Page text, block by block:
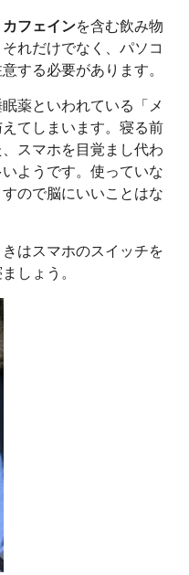
カフェインを含む飲み物
れだけでなく、パソコ
意する必要があります。
薬といわれている「メ
てしまいます。寝る前
スマホを目覚まし代わ
ようです。使っていな
ので脳にいいことはな
はスマホのスイッチを
しょう。